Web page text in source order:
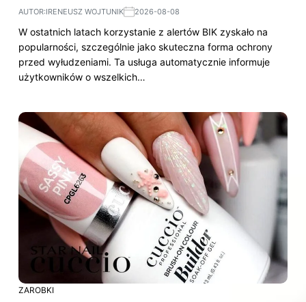
AUTOR:IRENEUSZ WOJTUNIK 2026-08-08
W ostatnich latach korzystanie z alertów BIK zyskało na
popularności, szczególnie jako skuteczna forma ochrony
przed wyłudzeniami. Ta usługa automatycznie informuje
użytkowników o wszelkich…
ZAROBKI